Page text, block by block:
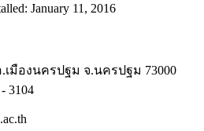
January 11, 2016
มืองนครปฐม จ.นครปฐม 73000
3104